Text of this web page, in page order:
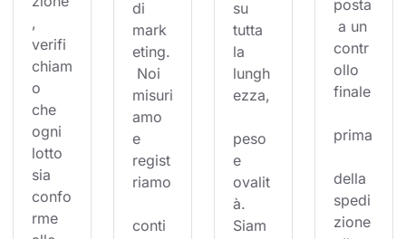
,
verifi
chiam
o
che
ogni
lotto
sia
confo
rme
di
mark
eting.
Noi
misuri
amo
e
regist
riamo
conti
su
tutta
la
lungh
ezza,
peso
e
ovalit
à.
Siam
posta
a un
contr
ollo
finale
prima
della
spedi
zione